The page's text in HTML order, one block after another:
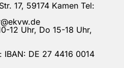
17, 59174 Kamen Tel:
12 Uhr, Do 15-18 Uhr,
: IBAN: DE 27 4416 0014